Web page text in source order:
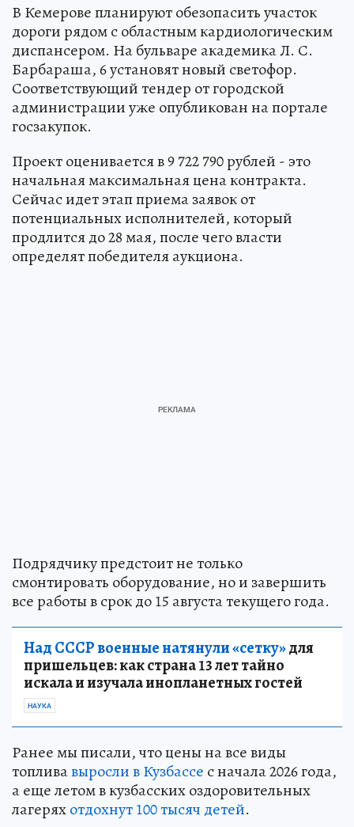
В Кемерове планируют обезопасить участок
дороги рядом с областным кардиологическим
диспансером. На бульваре академика Л. С.
Барбараша, 6 установят новый светофор.
Соответствующий тендер от городской
администрации уже опубликован на портале
госзакупок.
Проект оценивается в 9 722 790 рублей - это
начальная максимальная цена контракта.
Сейчас идет этап приема заявок от
потенциальных исполнителей, который
продлится до 28 мая, после чего власти
определят победителя аукциона.
Подрядчику предстоит не только
смонтировать оборудование, но и завершить
все работы в срок до 15 августа текущего года.
Над СССР военные натянули «сетку»для
пришельцев: как страна 13 лет тайно
искала и изучала инопланетных гостей
НАУКА
Ранее мы писали, что цены на все виды
топливавыросли в Кузбассе с начала 2026 года,
а еще летом в кузбасских оздоровительных
лагеряхотдохнут 100 тысяч детей.